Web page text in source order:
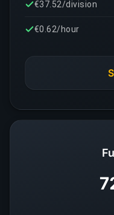
€37.52/division
€0.62/hour